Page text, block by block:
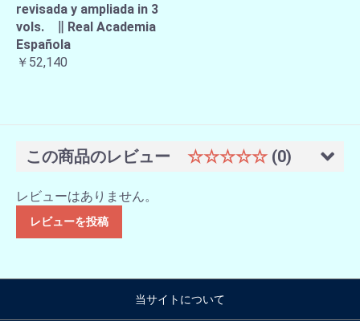
revisada y ampliada in 3
vols. ∥ Real Academia
Española
￥52,140
この商品のレビュー ☆☆☆☆☆ (0)
レビューはありません。
レビューを投稿
当サイトについて